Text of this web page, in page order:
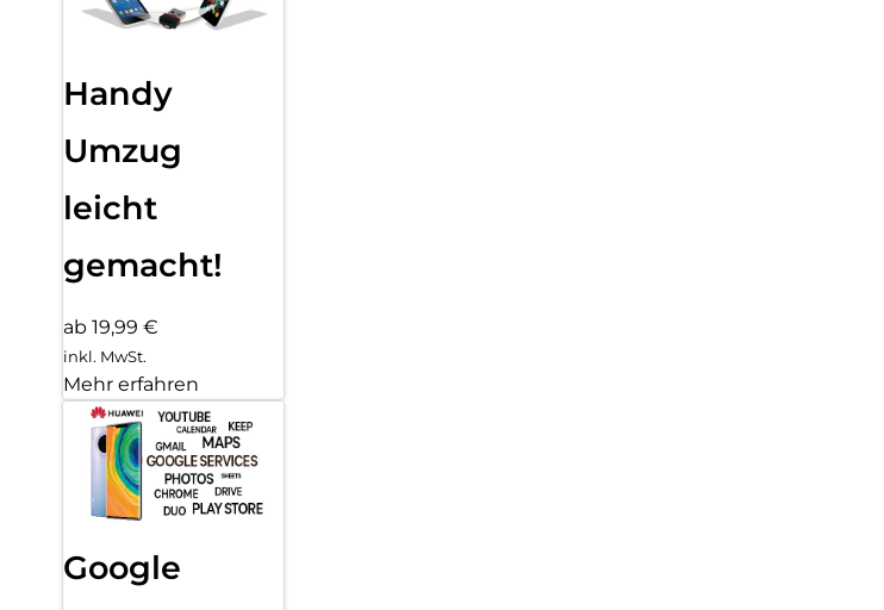
Handy
Umzug
leicht
gemacht!
ab 19,99 €
inkl. MwSt.
Mehr erfahren
Google